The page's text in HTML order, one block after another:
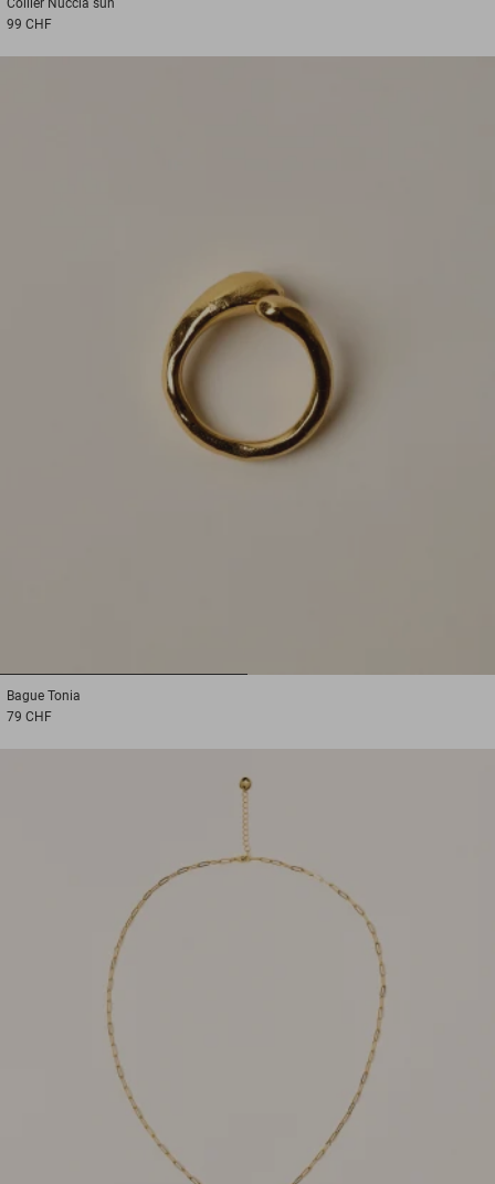
99 CHF
Bague Tonia
79 CHF